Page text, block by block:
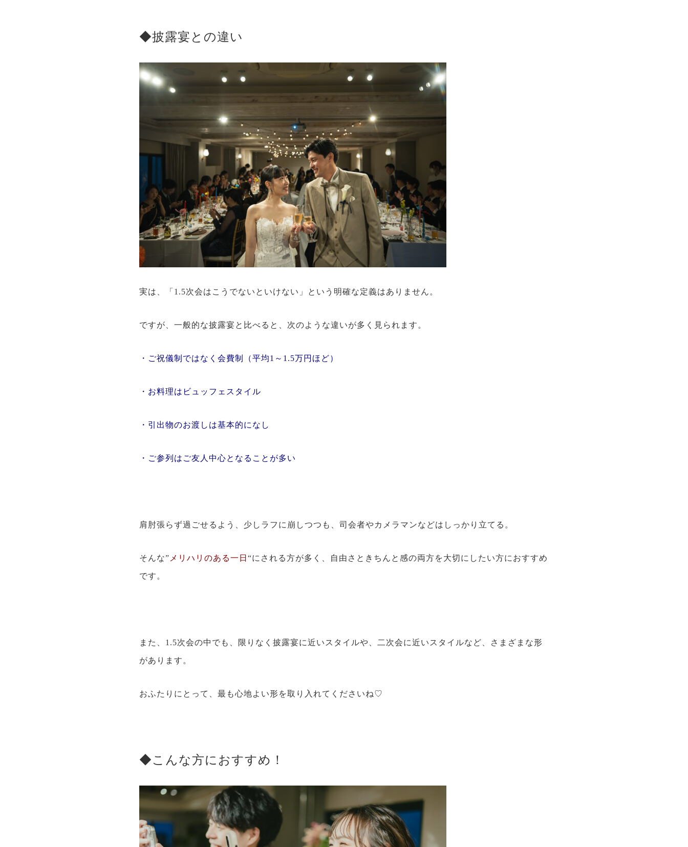
◆披露宴との違い
実は、「1.5次会はこうでないといけない」という明確な定義はありません。
ですが、一般的な披露宴と比べると、次のような違いが多く見られます。
・ご祝儀制ではなく会費制（平均1～1.5万円ほど）
・お料理はビュッフェスタイル
・引出物のお渡しは基本的になし
・ご参列はご友人中心となることが多い
肩肘張らず過ごせるよう、少しラフに崩しつつも、司会者やカメラマンなどはしっかり立てる。
そんな” メリハリのある一日 “にされる方が多く、自由さときちんと感の両方を大切にしたい方におすすめ
です。
また、1.5次会の中でも、限りなく披露宴に近いスタイルや、二次会に近いスタイルなど、さまざまな形
があります。
おふたりにとって、最も心地よい形を取り入れてくださいね♡
◆こんな方におすすめ！